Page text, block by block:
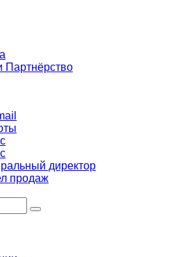
Партнёрство
директор
продаж